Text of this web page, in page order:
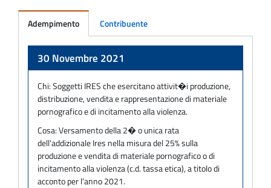
Adempimento Contribuente
30 Novembre 2021
Chi:Soggetti IRES che esercitano attivit�i produzione,
distribuzione, vendita e rappresentazione di materiale
pornografico e di incitamento alla violenza.
Cosa:Versamento della 2� o unica rata
dell'addizionale Ires nella misura del 25% sulla
produzione e vendita di materiale pornografico o di
incitamento alla violenza (c.d. tassa etica), a titolo di
acconto per l'anno 2021.